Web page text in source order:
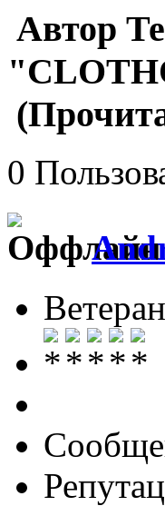
Автор
0
Ветеран